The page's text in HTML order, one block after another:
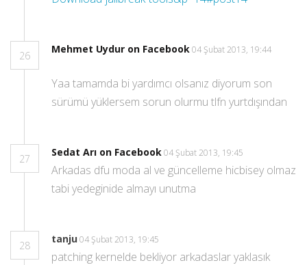
26
Mehmet Uydur on Facebook04 Şubat 2013, 19:44
Yaa tamamda bi yardımcı olsanız diyorum son
sürümü yüklersem sorun olurmu tlfn yurtdışından
27
Sedat Arı on Facebook04 Şubat 2013, 19:45
Arkadas dfu moda al ve güncelleme hicbisey olmaz
tabi yedeginide almayı unutma
28
tanju04 Şubat 2013, 19:45
patching kernelde bekliyor arkadaslar yaklasık